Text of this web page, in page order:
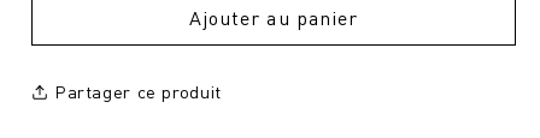
Ajouter au panier
Partager ce produit